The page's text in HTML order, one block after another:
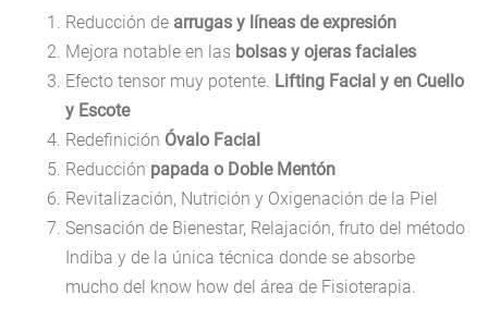
Reducción de arrugas y líneas de expresión
Mejora notable en las bolsas y ojeras faciales
Efecto tensor muy potente. Lifting Facial y en Cuello
y Escote
Redefinición Óvalo Facial
Reducción papada o Doble Mentón
Revitalización, Nutrición y Oxigenación de la Piel
Sensación de Bienestar, Relajación, fruto del método
Indiba y de la única técnica donde se absorbe
mucho del know how del área de Fisioterapia.